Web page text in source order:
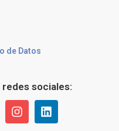
de Datos
sociales: